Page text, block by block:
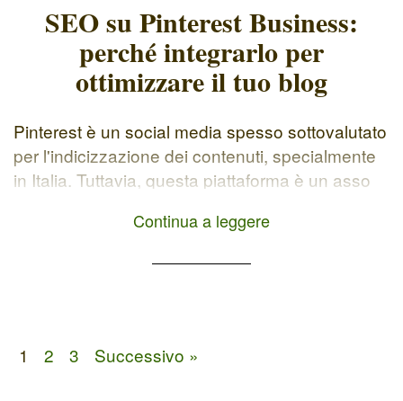
SEO su Pinterest Business:
perché integrarlo per
ottimizzare il tuo blog
Pinterest è un social media spesso sottovalutato
per l'indicizzazione dei contenuti, specialmente
in Italia. Tuttavia, questa piattaforma è un asso
blog o sito web/e-commerce e attirare traffico
Continua a leggere
1 2 3 Successivo »